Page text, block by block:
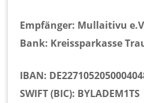
Empfänger: Mullaitivu
Bank: Kreissparkasse
IBAN:
SWIFT (BIC): BYLADEM1TS